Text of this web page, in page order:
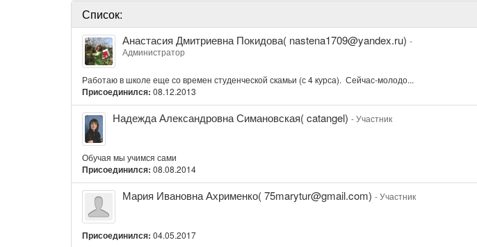
Список:
Анастасия
Дмитриевна
Покидова(
nastena1709@yandex.ru)
Анастасия Дмитриевна Покидова( nastena1709@yandex.ru) -
Администратор
Работаю в школе еще со времен студенческой скамьи (с 4 курса). Сейчас-молодо...
Присоединился: 08.12.2013
Надежда
Александровна
Симановская(
catangel)
Надежда Александровна Симановская( catangel) - Участник
Обучая мы учимся сами
Присоединился: 08.08.2014
Мария
Ивановна
Ахрименко(
75marytur@gmail.com)
Мария Ивановна Ахрименко( 75marytur@gmail.com) - Участник
Присоединился: 04.05.2017